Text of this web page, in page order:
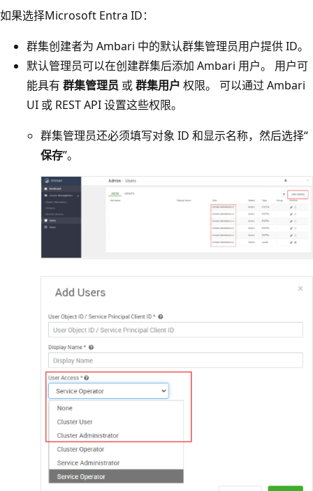
如果选择Microsoft Entra ID：
群集创建者为 Ambari 中的默认群集管理员用户提供 ID。
默认管理员可以在创建群集后添加 Ambari 用户。 用户可
能具有 群集管理员 或群集用户 权限。 可以通过 Ambari
UI 或 REST API 设置这些权限。
群集管理员还必须填写对象 ID 和显示名称，然后选择“
保存”。